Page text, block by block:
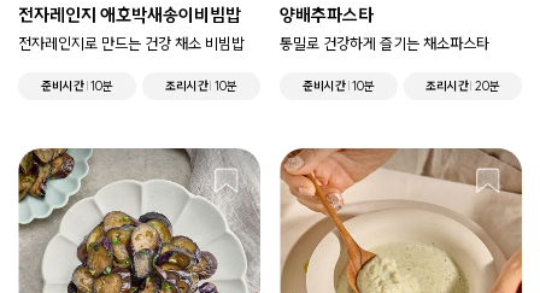
전자레인지 애호박새송이비빔밥
전자레인지로 만드는 건강 채소 비빔밥
준비시간 10분 조리시간 10분
양배추파스타
통밀로 건강하게 즐기는 채소파스타
준비시간 10분 조리시간 20분